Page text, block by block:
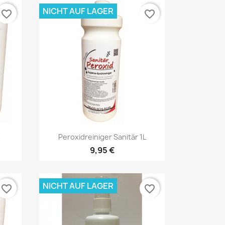
favorite_border
Vorschau
Peroxidreiniger Sanitär 1L
9,95 €
NICHT AUF LAGER favorite_border
favorite_border NICHT AUF LAGER favorite_border